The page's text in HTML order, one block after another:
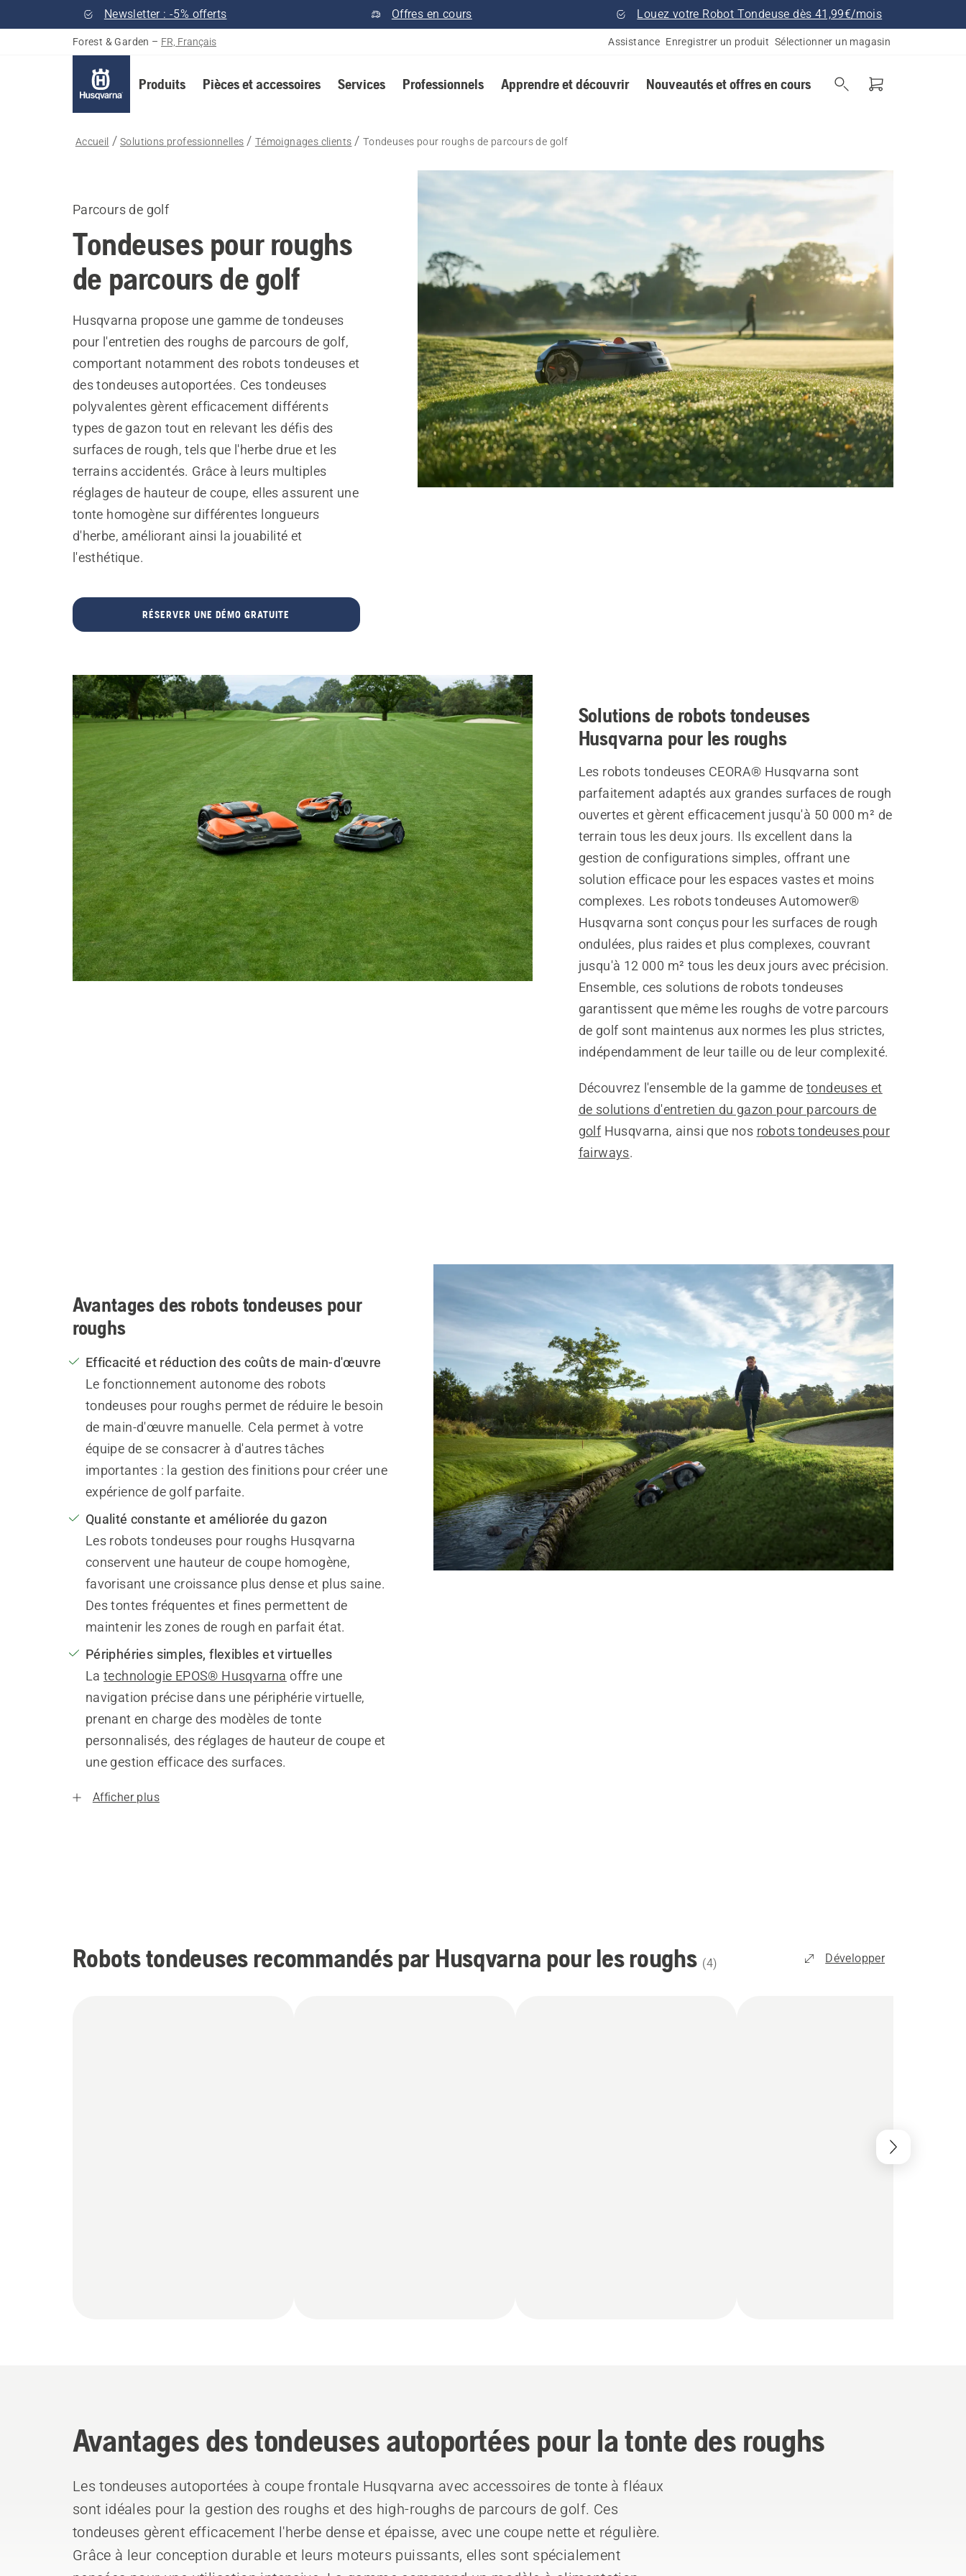
Newsletter : -5% offerts Offres en cours Louez votre Robot Tondeuse dès 41,99€/mois
Forest & Garden – FR, Français Assistance Enregistrer un produit Sélectionner un magasin
Produits Pièces et accessoires Services Professionnels Apprendre et découvrir Nouveautés et offres en cours
Accueil Solutions professionnelles Témoignages clients Tondeuses pour roughs de parcours de golf
Parcours de golf
Tondeuses pour roughs
de parcours de golf
Husqvarna propose une gamme de tondeuses
pour l'entretien des roughs de parcours de golf,
comportant notamment des robots tondeuses et
des tondeuses autoportées. Ces tondeuses
polyvalentes gèrent efficacement différents
types de gazon tout en relevant les défis des
surfaces de rough, tels que l'herbe drue et les
terrains accidentés. Grâce à leurs multiples
réglages de hauteur de coupe, elles assurent une
tonte homogène sur différentes longueurs
d'herbe, améliorant ainsi la jouabilité et
l'esthétique.
RÉSERVER UNE DÉMO GRATUITE
Solutions de robots tondeuses
Husqvarna pour les roughs
Les robots tondeuses CEORA® Husqvarna sont
parfaitement adaptés aux grandes surfaces de rough
ouvertes et gèrent efficacement jusqu'à 50 000 m² de
terrain tous les deux jours. Ils excellent dans la
gestion de configurations simples, offrant une
solution efficace pour les espaces vastes et moins
complexes. Les robots tondeuses Automower®
Husqvarna sont conçus pour les surfaces de rough
ondulées, plus raides et plus complexes, couvrant
jusqu'à 12 000 m² tous les deux jours avec précision.
Ensemble, ces solutions de robots tondeuses
garantissent que même les roughs de votre parcours
de golf sont maintenus aux normes les plus strictes,
indépendamment de leur taille ou de leur complexité.
Découvrez l'ensemble de la gamme de tondeuses et
de solutions d'entretien du gazon pour parcours de
golfHusqvarna, ainsi que nos robots tondeuses pour
fairways.
Avantages des robots tondeuses pour
roughs
Efficacité et réduction des coûts de main-d'œuvre
Le fonctionnement autonome des robots
tondeuses pour roughs permet de réduire le besoin
de main-d'œuvre manuelle. Cela permet à votre
équipe de se consacrer à d'autres tâches
importantes : la gestion des finitions pour créer une
expérience de golf parfaite.
Qualité constante et améliorée du gazon
Les robots tondeuses pour roughs Husqvarna
conservent une hauteur de coupe homogène,
favorisant une croissance plus dense et plus saine.
Des tontes fréquentes et fines permettent de
maintenir les zones de rough en parfait état.
Périphéries simples, flexibles et virtuelles
La technologie EPOS® Husqvarna offre une
navigation précise dans une périphérie virtuelle,
prenant en charge des modèles de tonte
personnalisés, des réglages de hauteur de coupe et
une gestion efficace des surfaces.
Afficher plus
Robots tondeuses recommandés par Husqvarna pour les roughs (4) Développer
Avantages des tondeuses autoportées pour la tonte des roughs
Les tondeuses autoportées à coupe frontale Husqvarna avec accessoires de tonte à fléaux
sont idéales pour la gestion des roughs et des high-roughs de parcours de golf. Ces
tondeuses gèrent efficacement l'herbe dense et épaisse, avec une coupe nette et régulière.
Grâce à leur conception durable et leurs moteurs puissants, elles sont spécialement